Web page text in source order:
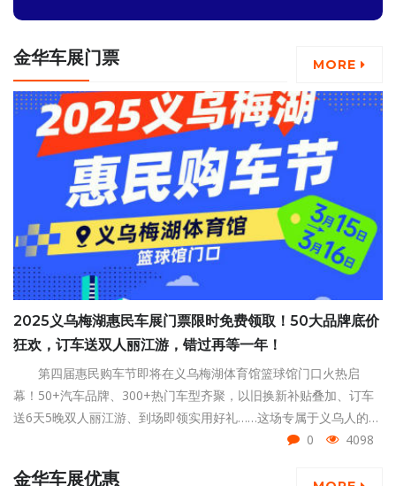
金华车展门票 MORE
2025义乌梅湖惠民车展门票限时免费领取！50大品牌底价
狂欢，订车送双人丽江游，错过再等一年！
第四届惠民购车节即将在义乌梅湖体育馆篮球馆门口火热启
幕！50+汽车品牌、300+热门车型齐聚，以旧换新补贴叠加、订车
送6天5晚双人丽江游、到场即领实用好礼……这场专属于义乌人的购
车狂欢，将用真补贴、真福利、真低价，点燃你的焕新热情！义乌
0 4098
金华车展优惠